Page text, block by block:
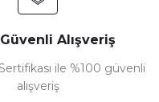
Alışveriş
ile %100 güvenli
alışveriş